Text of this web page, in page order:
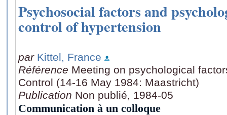
Psychosocial factors and
control of hypertension
par Kittel, France
Référence Meeting on psychological
Control (14-16 May 1984: Maastricht)
Publication Non publié, 1984-05
Communication à un colloque